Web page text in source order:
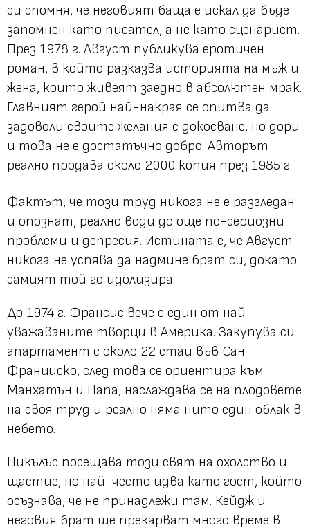
си спомня, че неговият баща е искал да бъде
запомнен като писател, а не като сценарист.
През 1978 г. Август публикува еротичен
роман, в който разказва историята на мъж и
жена, които живеят заедно в абсолютен мрак.
Главният герой най-накрая се опитва да
задоволи своите желания с докосване, но дори
и това не е достатъчно добро. Авторът
реално продава около 2000 копия през 1985 г.
Фактът, че този труд никога не е разгледан
и опознат, реално води до още по-сериозни
проблеми и депресия. Истината е, че Август
никога не успява да надмине брат си, докато
самият той го идолизира.
До 1974 г. Франсис вече е един от най-
уважаваните творци в Америка. Закупува си
апартамент с около 22 стаи във Сан
Франциско, след това се ориентира към
Манхатън и Напа, наслаждава се на плодовете
на своя труд и реално няма нито един облак в
небето.
Никълъс посещава този свят на охолство и
щастие, но най-често идва като гост, който
осъзнава, че не принадлежи там. Кейдж и
неговия брат ще прекарват много време в